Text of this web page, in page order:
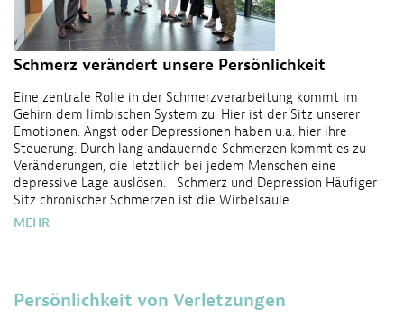
Schmerz verändert unsere Persönlichkeit
Eine zentrale Rolle in der Schmerzverarbeitung kommt im
Gehirn dem limbischen System zu. Hier ist der Sitz unserer
Emotionen. Angst oder Depressionen haben u.a. hier ihre
Steuerung. Durch lang andauernde Schmerzen kommt es zu
Veränderungen, die letztlich bei jedem Menschen eine
depressive Lage auslösen. Schmerz und Depression Häufiger
Sitz chronischer Schmerzen ist die Wirbelsäule….
MEHR
Persönlichkeit von Verletzungen